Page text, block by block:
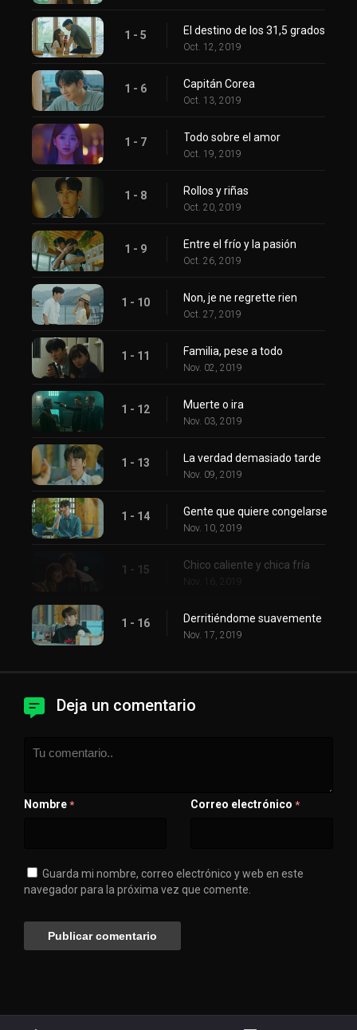
1 - 5 El destino de los 31,5 grados
Oct. 12, 2019
1 - 6 Capitán Corea
Oct. 13, 2019
1 - 7 Todo sobre el amor
Oct. 19, 2019
1 - 8 Rollos y riñas
Oct. 20, 2019
1 - 9 Entre el frío y la pasión
Oct. 26, 2019
1 - 10 Non, je ne regrette rien
Oct. 27, 2019
1 - 11 Familia, pese a todo
Nov. 02, 2019
1 - 12 Muerte o ira
Nov. 03, 2019
1 - 13 La verdad demasiado tarde
Nov. 09, 2019
1 - 14 Gente que quiere congelarse
Nov. 10, 2019
1 - 15 Chico caliente y chica fría
Nov. 16, 2019
1 - 16 Derritiéndome suavemente
Nov. 17, 2019
Deja un comentario
Nombre * Correo electrónico *
Guarda mi nombre, correo electrónico y web en este
navegador para la próxima vez que comente.